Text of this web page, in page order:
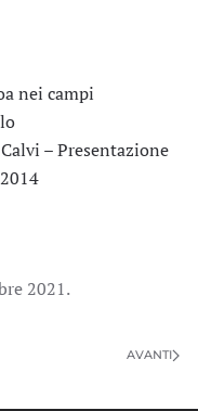
nei campi
– Presentazione
2021.
AVANTI